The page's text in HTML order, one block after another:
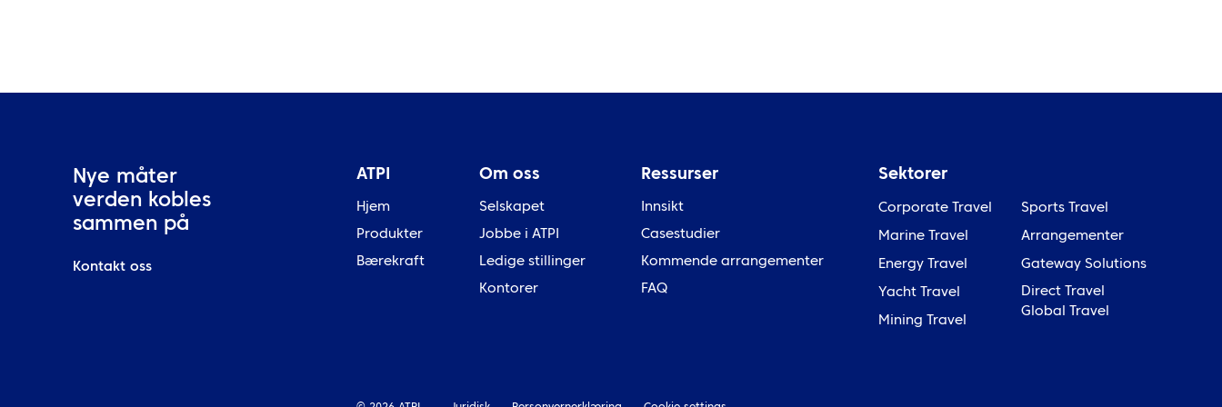
Nye måter
verden kobles
sammen på
Kontakt oss
ATPI
Hjem
Produkter
Bærekraft
Om oss
Selskapet
Jobbe i ATPI
Ledige stillinger
Kontorer
Ressurser
Innsikt
Casestudier
Kommende arrangementer
FAQ
Sektorer
Corporate Travel
Marine Travel
Energy Travel
Yacht Travel
Mining Travel
Sports Travel
Arrangementer
Gateway Solutions
Direct Travel
Global Travel